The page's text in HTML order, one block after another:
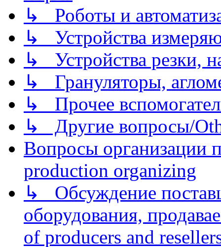
↳ Роботы и
↳ Устройства
↳ Устройства резки,
↳ Грануляторы,
↳ Прочее
↳ Другие вопросы/
Вопросы организации
production organizing
↳ Обсуждение
оборудования,
of producers and